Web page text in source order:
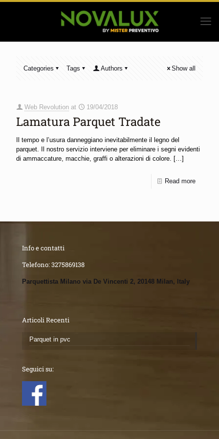
Categories Tags Authors Show all
Web Revolution at 19/04/2018
Lamatura Parquet Tradate
Il tempo e l’usura danneggiano inevitabilmente il legno del
parquet. Il nostro servizio interviene per eliminare i segni evidenti
di ammaccature, macchie, graffi o alterazioni di colore. […]
Read more
Info e contatti
Telefono:3275869138
Parquettista Milano via De Vincenti 2, 20148 Milan, Italy
Articoli Recenti
Parquet in pvc
Seguici su: